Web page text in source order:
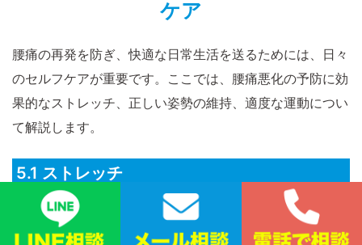
ケア
腰痛の再発を防ぎ、快適な日常生活を送るためには、日々
のセルフケアが重要です。ここでは、腰痛悪化の予防に効
果的なストレッチ、正しい姿勢の維持、適度な運動につい
て解説します。
5.1 ストレッチ
腰痛予防・改善には、腰周りの筋肉を柔らかく保つことが
大切です。入浴後や就寝前など、体が温まっている時に